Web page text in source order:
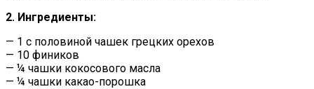
2. Ингредиенты:
— 1 с половиной чашек грецких орехов
— 10 фиников
— ¼ чашки кокосового масла
— ¼ чашки какао-порошка